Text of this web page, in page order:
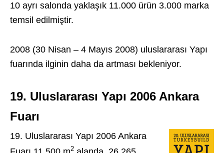
10 ayrı salonda yaklaşık 11.000 ürün 3.000 marka
temsil edilmiştir.
2008 (30 Nisan – 4 Mayıs 2008) uluslararası Yapı
fuarında ilginin daha da artması bekleniyor.
19. Uluslararası Yapı 2006 Ankara
Fuarı
19. Uluslararası Yapı 2006 Ankara
2